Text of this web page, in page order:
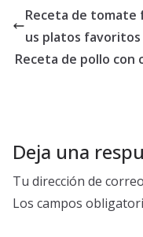
Receta de tomate
us platos favoritos
Receta de pollo con
Deja una
Tu dirección de
Los campos